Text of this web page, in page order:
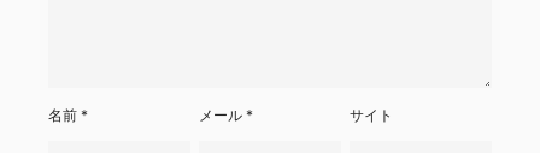
名前 * メール* サイト